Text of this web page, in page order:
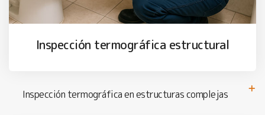
Inspección termográfica estructural
Inspección termográfica en estructuras complejas